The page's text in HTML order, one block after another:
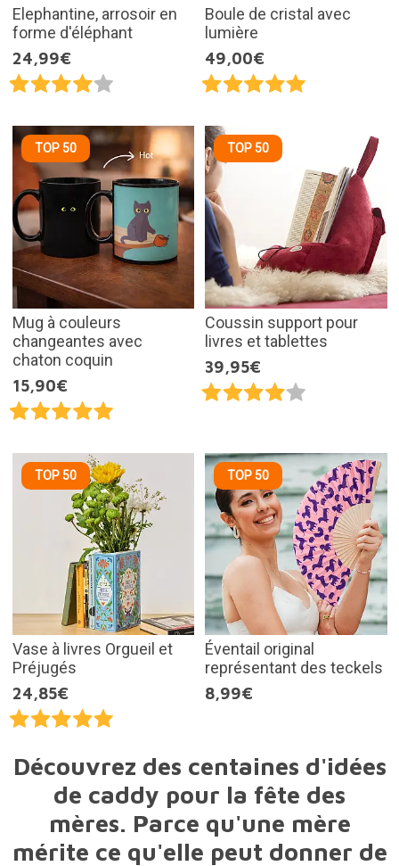
Elephantine, arrosoir en
forme d'éléphant
24,99€
Boule de cristal avec
lumière
49,00€
TOP 50
Mug à couleurs
changeantes avec
chaton coquin
15,90€
TOP 50
Coussin support pour
livres et tablettes
39,95€
TOP 50
Vase à livres Orgueil et
Préjugés
24,85€
TOP 50
Éventail original
représentant des teckels
8,99€
Découvrez des centaines d'idées
de caddy pour la fête des
mères. Parce qu'une mère
mérite ce qu'elle peut donner de